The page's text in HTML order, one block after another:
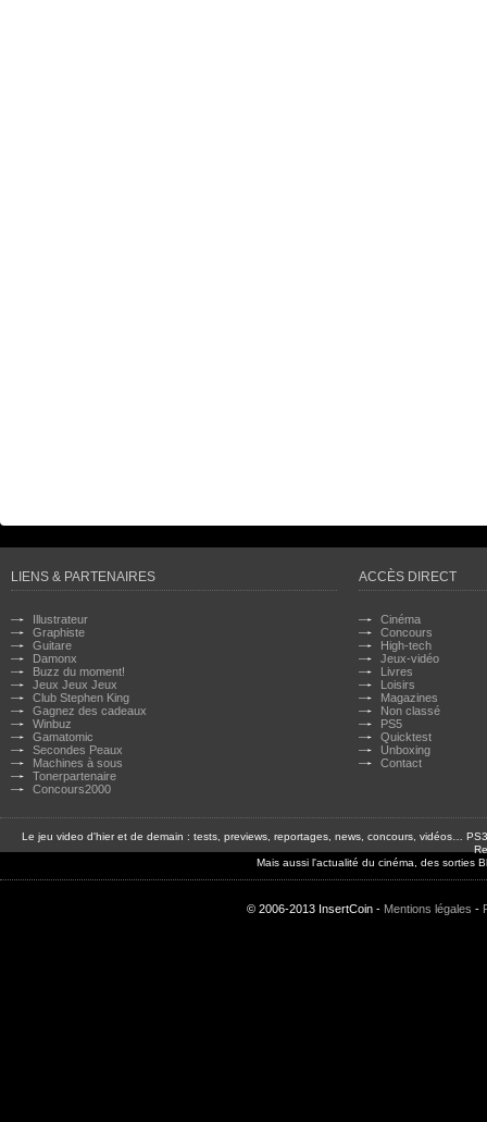
LIENS & PARTENAIRES
Illustrateur
Graphiste
Guitare
Damonx
Buzz du moment!
Jeux Jeux Jeux
Club Stephen King
Gagnez des cadeaux
Winbuz
Gamatomic
Secondes Peaux
Machines à sous
Tonerpartenaire
Concours2000
ACCÈS DIRECT
Cinéma
Concours
High-tech
Jeux-vidéo
Livres
Loisirs
Magazines
Non classé
PS5
Quicktest
Unboxing
Contact
Le jeu video d'hier et de demain : tests, previews, reportages, news, concours, vidéos…
Mais aussi l'actualité du cinéma, des sorties
© 2006-2013 InsertCoin - Mentions légales -